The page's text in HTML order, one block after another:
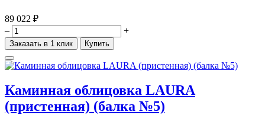
89 022 ₽
–
+
Заказать в 1 клик Купить
Каминная облицовка LAURA
(пристенная) (балка №5)